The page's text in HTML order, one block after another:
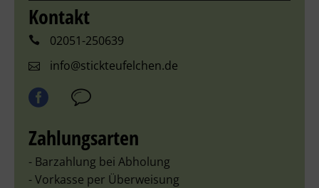
Kontakt
02051-250639
info@stickteufelchen.de
Zahlungsarten
- Barzahlung bei Abholung
- Vorkasse per Überweisung